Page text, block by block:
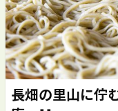
長畑の里山に佇